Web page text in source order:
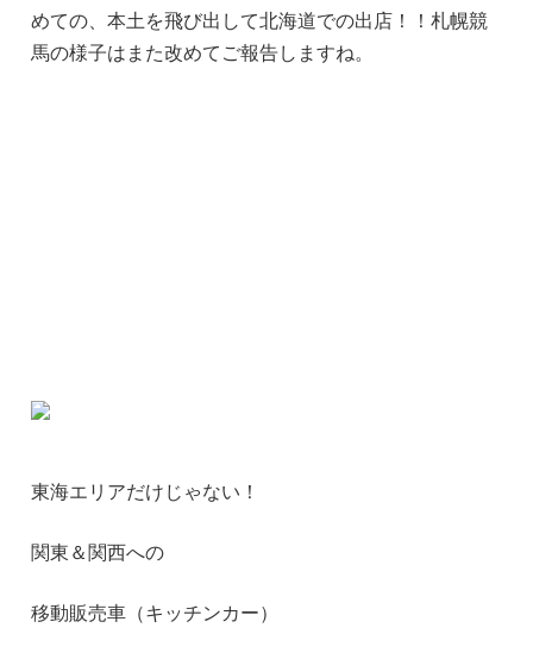
めての、本土を飛び出して北海道での出店！！札幌競
馬の様子はまた改めてご報告しますね。
東海エリアだけじゃない！
関東＆関西への
移動販売車（キッチンカー）